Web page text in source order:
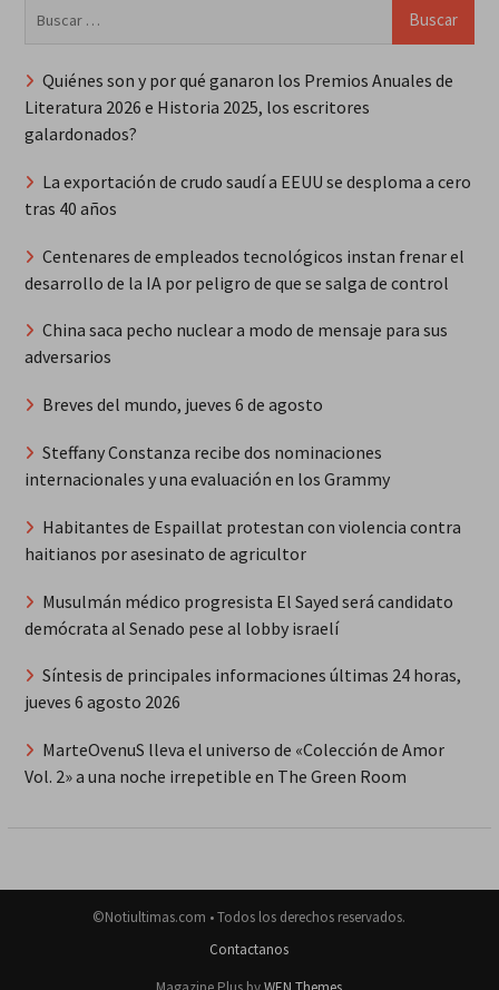
Quiénes son y por qué ganaron los Premios Anuales de
Literatura 2026 e Historia 2025, los escritores
galardonados?
La exportación de crudo saudí a EEUU se desploma a cero
tras 40 años
Centenares de empleados tecnológicos instan frenar el
desarrollo de la IA por peligro de que se salga de control
China saca pecho nuclear a modo de mensaje para sus
adversarios
Breves del mundo, jueves 6 de agosto
Steffany Constanza recibe dos nominaciones
internacionales y una evaluación en los Grammy
Habitantes de Espaillat protestan con violencia contra
haitianos por asesinato de agricultor
Musulmán médico progresista El Sayed será candidato
demócrata al Senado pese al lobby israelí
Síntesis de principales informaciones últimas 24 horas,
jueves 6 agosto 2026
MarteOvenuS lleva el universo de «Colección de Amor
Vol. 2» a una noche irrepetible en The Green Room
©Notiultimas.com • Todos los derechos reservados.
Contactanos